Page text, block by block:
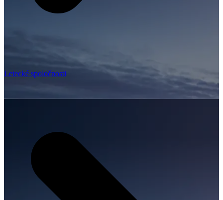
Letecké spoločnosti